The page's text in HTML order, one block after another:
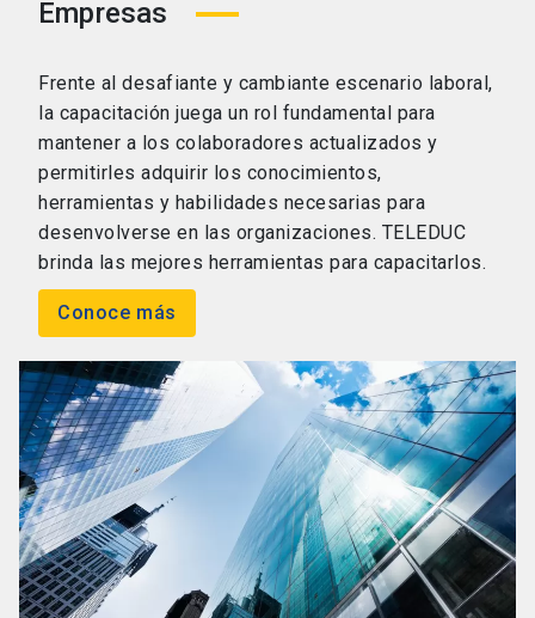
Empresas
Frente al desafiante y cambiante escenario laboral,
la capacitación juega un rol fundamental para
mantener a los colaboradores actualizados y
permitirles adquirir los conocimientos,
herramientas y habilidades necesarias para
desenvolverse en las organizaciones. TELEDUC
brinda las mejores herramientas para capacitarlos.
Conoce más